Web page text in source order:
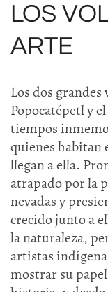
LOS
ARTE
Los dos
Popocatépetl y
tiempos
quienes habitan
llegan a ella.
atrapado por la
nevadas y
crecido junto a
la naturaleza,
artistas
mostrar su